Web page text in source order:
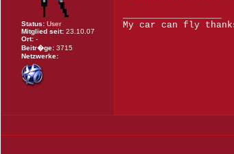
Status: User
Mitglied seit: 23.10.07
Ort: -
Beitr�ge: 3715
Netzwerke:
My car can fly